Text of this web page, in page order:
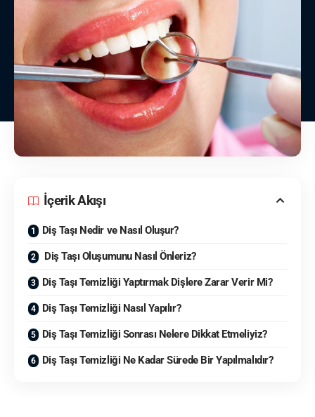
İçerik Akışı
Diş Taşı Nedir ve Nasıl Oluşur?
Diş Taşı Oluşumunu Nasıl Önleriz?
Diş Taşı Temizliği Yaptırmak Dişlere Zarar Verir Mi?
Diş Taşı Temizliği Nasıl Yapılır?
Diş Taşı Temizliği Sonrası Nelere Dikkat Etmeliyiz?
Diş Taşı Temizliği Ne Kadar Sürede Bir Yapılmalıdır?